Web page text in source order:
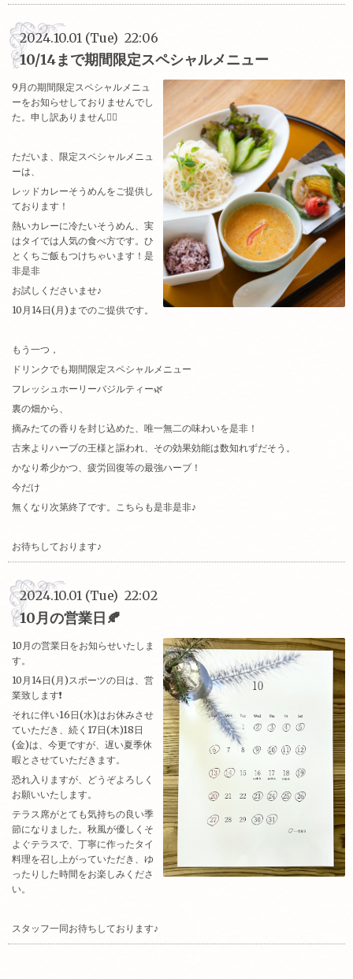
2024.10.01 (Tue) 22:06
10/14まで期間限定スペシャルメニュー
9月の期間限定スペシャルメニュ
ーをお知らせしておりませんでし
た。申し訳ありません🙇‍♀️
ただいま、限定スペシャルメニュ
ーは、
レッドカレーそうめんをご提供し
ております！
熱いカレーに冷たいそうめん、実
はタイでは人気の食べ方です。ひ
とくちご飯もつけちゃいます！是
非是非
お試しくださいませ♪
10月14日(月)までのご提供です。
もう一つ，
ドリンクでも期間限定スペシャルメニュー
フレッシュホーリーバジルティー🌿
裏の畑から、
摘みたての香りを封じ込めた、唯一無二の味わいを是非！
古来よりハーブの王様と謳われ、その効果効能は数知れずだそう。
かなり希少かつ、疲労回復等の最強ハーブ！
今だけ
無くなり次第終了です。こちらも是非是非♪
お待ちしております♪
2024.10.01 (Tue) 22:02
10月の営業日🍂
10月の営業日をお知らせいたしま
す。
10月14日(月)スポーツの日は、営
業致します❗️
それに伴い16日(水)はお休みさせ
ていただき、続く17日(木)18日
(金)は、今更ですが、遅い夏季休
暇とさせていただきます。
恐れ入りますが、どうぞよろしく
お願いいたします。
テラス席がとても気持ちの良い季
節になりました。秋風が優しくそ
よぐテラスで、丁寧に作ったタイ
料理を召し上がっていただき、ゆ
ったりした時間をお楽しみくださ
い。
スタッフ一同お待ちしております♪